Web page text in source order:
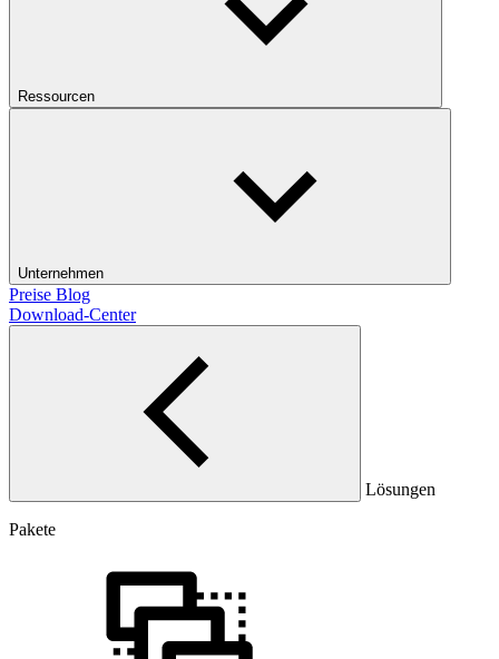
Ressourcen
Unternehmen
Preise Blog
Download-Center
Lösungen
Pakete